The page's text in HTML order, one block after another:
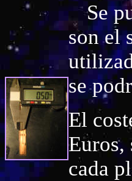
Se
son el
se
El
Euros,
cada